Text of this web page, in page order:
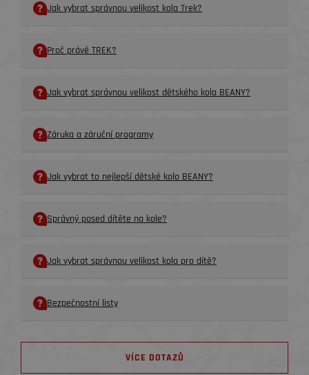
Jak vybrat správnou velikost kola Trek?
Proč právě TREK?
Jak vybrat správnou velikost dětského kola BEANY?
Záruka a záruční programy
Jak vybrat to nejlepší dětské kolo BEANY?
Správný posed dítěte na kole?
Jak vybrat správnou velikost kola pro dítě?
Bezpečnostní listy
VÍCE DOTAZŮ